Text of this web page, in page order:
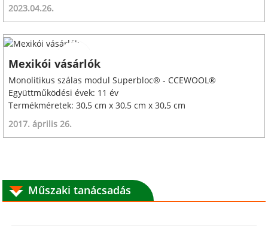
2023.04.26.
Mexikói vásárlók
Monolitikus szálas modul Superbloc® - CCEWOOL®
Együttműködési évek: 11 év
Termékméretek: 30,5 cm x 30,5 cm x 30,5 cm
2017. április 26.
Műszaki tanácsadás